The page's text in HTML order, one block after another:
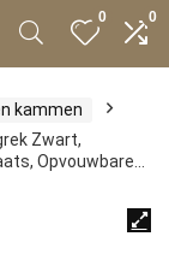
0 0
kammen
Zwart,
Opvouwbare…